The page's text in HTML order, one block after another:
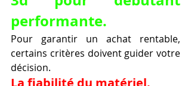
performante.
Pour garantir un achat rentable,
certains critères doivent guider votre
décision.
La fiabilité du matériel.